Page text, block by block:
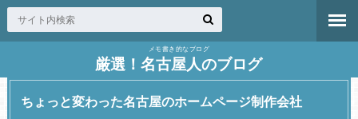
メモ書き的なブログ
厳選！名古屋人のブログ
ちょっと変わった名古屋のホームページ制作会社